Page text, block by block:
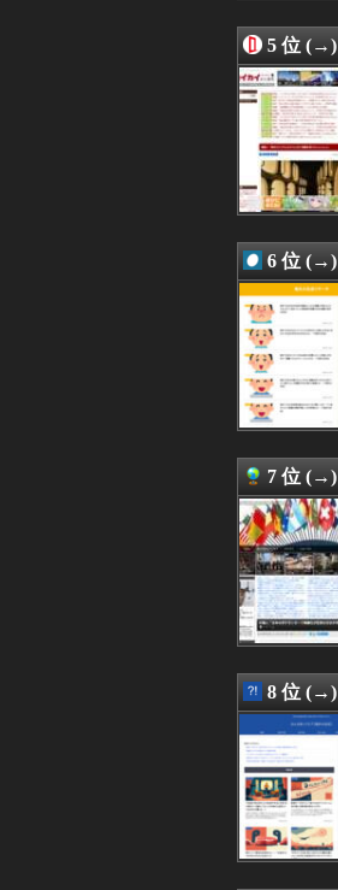
08/08 20:16
08/08 20:13
08/08 20:11
08/08 20:10
08/08 20:05
08/08 20:01
08/08 20:00
08/08 20:00
08/08 20:00
08/08 19:40
08/08 19:38
08/08 19:32
08/08 19:27
08/08 19:17
08/08 19:15
08/08 19:03
08/08 19:00
08/08 19:00
08/08 18:31
08/08 18:30
08/08 18:19
08/08 18:15
08/08 18:15
08/08 18:12
08/08 18:09
08/08 18:05
08/08 18:00
08/08 18:00
08/08 18:00
08/08 17:53
08/08 17:43
08/08 17:36
08/08 17:25
08/08 17:11
08/08 17:03
08/08 17:00
5 位 (→)
6 位 (→)
7 位 (→)
8 位 (→)